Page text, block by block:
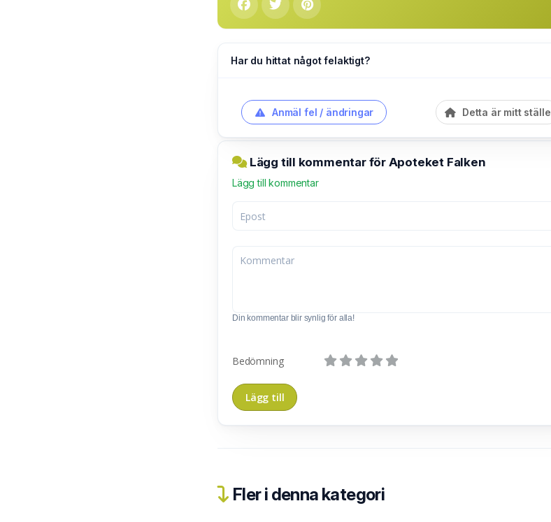
Har du hittat något felaktigt?
Anmäl fel / ändringar Detta är mitt ställe
Lägg till kommentar för Apoteket Falken
Lägg till kommentar
Din kommentar blir synlig för alla!
Bedömning
Fler i denna kategori